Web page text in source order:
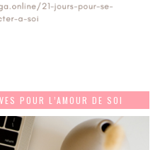
POUR L’AMOUR DE SOI